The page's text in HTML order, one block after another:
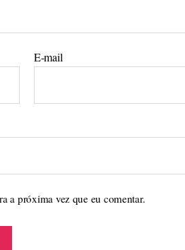
E-mail
a próxima vez que eu comentar.